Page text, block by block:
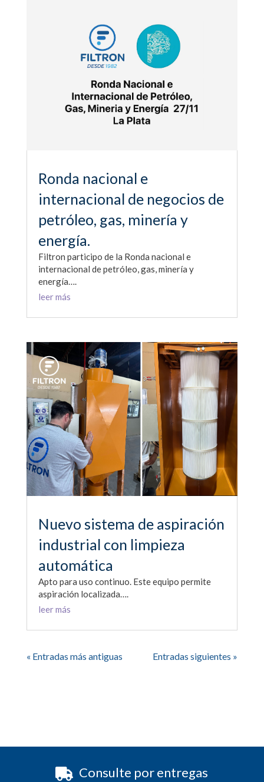
Ronda nacional e
internacional de negocios de
petróleo, gas, minería y
energía.
Filtron participo de la Ronda nacional e
internacional de petróleo, gas, minería y
energía….
leer más
Nuevo sistema de aspiración
industrial con limpieza
automática
Apto para uso continuo. Este equipo permite
aspiración localizada….
leer más
« Entradas más antiguas Entradas siguientes »
Consulte por entregas